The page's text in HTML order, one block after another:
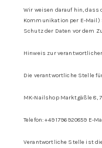
Wir weisen darauf hin, dass
Kommunikation per E-
Schutz der Daten vor dem
Hinweis zur
Die verantwortliche Stelle
MK-Nailshop Marktgäßle 8,
Telefon: +49 1796920859 E-
Verantwortliche Stelle ist